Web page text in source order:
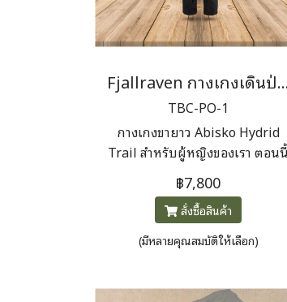
Fjallraven กางเกงเดินป่าผู้หญิง
TBC-PO-1
กางเกงขายาว Abisko Hydrid
Trail สำหรับผู้หญิงของเรา ตอนนี้
มีแบบถอดขาได้แล้ว ผลิตจากผ้า
G-1000 Lite Stretch ด้านหน้า
และผ้าโพลีอะไมด์ อีลาสเทนรีไซ
เคิลแบบยืดหยุ่นได้เต็มที่ด้านหลัง
ด้านหน้าสามารถเคลือบแว็กซ์เพื่อ
฿7,800
สั่งซื้อสินค้า
(มีหลายคุณสมบัติให้เลือก)